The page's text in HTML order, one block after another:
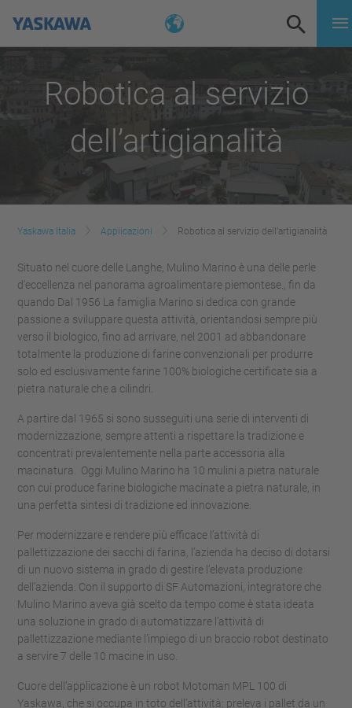
Robotica al servizio
dell’artigianalità
Yaskawa Italia Applicazioni Robotica al servizio dell’artigianalità
Situato nel cuore delle Langhe, Mulino Marino è una delle perle
d’eccellenza nel panorama agroalimentare piemontese., fin da
quando Dal 1956 La famiglia Marino si dedica con grande
passione a sviluppare questa attività, orientandosi sempre più
verso il biologico, fino ad arrivare, nel 2001 ad abbandonare
totalmente la produzione di farine convenzionali per produrre
solo ed esclusivamente farine 100% biologiche certificate sia a
pietra naturale che a cilindri.
A partire dal 1965 si sono susseguiti una serie di interventi di
modernizzazione, sempre attenti a rispettare la tradizione e
concentrati prevalentemente nella parte accessoria alla
macinatura. Oggi Mulino Marino ha 10 mulini a pietra naturale
con cui produce farine biologiche macinate a pietra naturale, in
una perfetta sintesi di tradizione ed innovazione.
Per modernizzare e rendere più efficace l’attività di
pallettizzazione dei sacchi di farina, l’azienda ha deciso di dotarsi
di un nuovo sistema in grado di gestire l’elevata produzione
dell’azienda. Con il supporto di SF Automazioni, integratore che
Mulino Marino aveva già scelto da tempo come è stata ideata
una soluzione in grado di automatizzare l’attività di
pallettizzazione mediante l’impiego di un braccio robot destinato
a servire 7 delle 10 macine in uso.
Cuore dell’applicazione è un robot Motoman MPL 100 di
Yaskawa, che si occupa in toto dell’attività: preleva i pallet da un